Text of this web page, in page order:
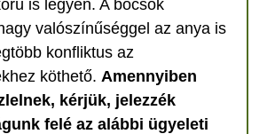
is legyen. A bocsok
valószínűséggel az anya is
konfliktus az
köthető. Amennyiben
kérjük, jelezzék
felé az alábbi ügyeleti